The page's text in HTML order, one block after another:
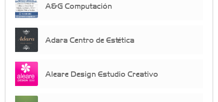
A&G Computación
Adara Centro de Estética
Aleare Design Estudio Creativo